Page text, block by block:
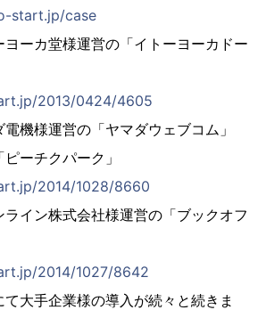
start.jp/case
ーカ堂様運営の「イトーヨーカドー
2013/0424/4605
機様運営の「ヤマダウェブコム」
ーチクパーク」
2014/1028/8660
イン株式会社様運営の「ブックオフ
2014/1027/8642
大手企業様の導入が続々と続きま